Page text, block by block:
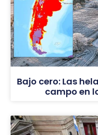
Bajo cero: Las
campo en